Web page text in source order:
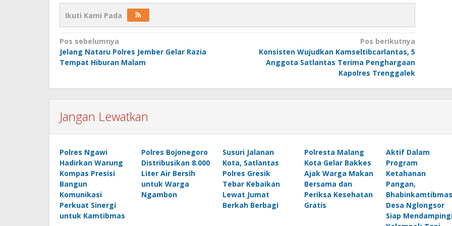
Ikuti Kami Pada
Navigasi
pos
Pos sebelumnya
Jelang Nataru Polres Jember Gelar Razia
Tempat Hiburan Malam
Pos berikutnya
Konsisten Wujudkan Kamseltibcarlantas, 5
Anggota Satlantas Terima Penghargaan
Kapolres Trenggalek
Jangan Lewatkan
Polres Ngawi
Hadirkan Warung
Kompas Presisi
Bangun
Komunikasi
Perkuat Sinergi
untuk Kamtibmas
Polres Bojonegoro
Distribusikan 8.000
Liter Air Bersih
untuk Warga
Ngambon
Susuri Jalanan
Kota, Satlantas
Polres Gresik
Tebar Kebaikan
Lewat Jumat
Berkah Berbagi
Polresta Malang
Kota Gelar Bakkes
Ajak Warga Makan
Bersama dan
Periksa Kesehatan
Gratis
Aktif Dalam
Program
Ketahanan
Pangan,
Bhabinkamtibmas
Desa Nglongsor
Siap